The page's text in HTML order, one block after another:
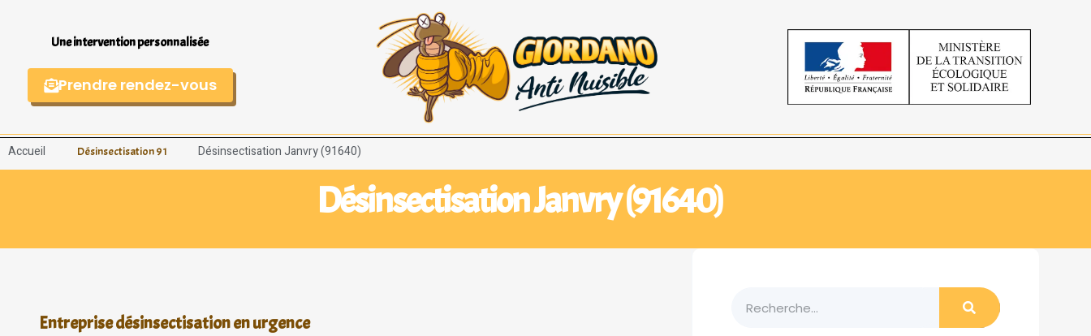
Une intervention personnalisée
Prendre rendez-vous
Accueil Désinsectisation 91 Désinsectisation Janvry (91640)
Désinsectisation Janvry (91640)
Entreprise désinsectisation en urgence